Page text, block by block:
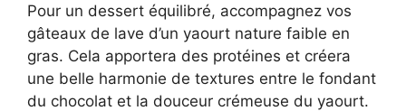
Pour un dessert équilibré, accompagnez vos
gâteaux de lave d’un yaourt nature faible en
gras. Cela apportera des protéines et créera
une belle harmonie de textures entre le fondant
du chocolat et la douceur crémeuse du yaourt.